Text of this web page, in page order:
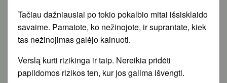
Tačiau dažniausiai po tokio pokalbio mitai išsisklaido
savaime. Pamatote, ko nežinojote, ir suprantate, kiek
tas nežinojimas galėjo kainuoti.
Verslą kurti rizikinga ir taip. Nereikia pridėti
papildomos rizikos ten, kur jos galima išvengti.